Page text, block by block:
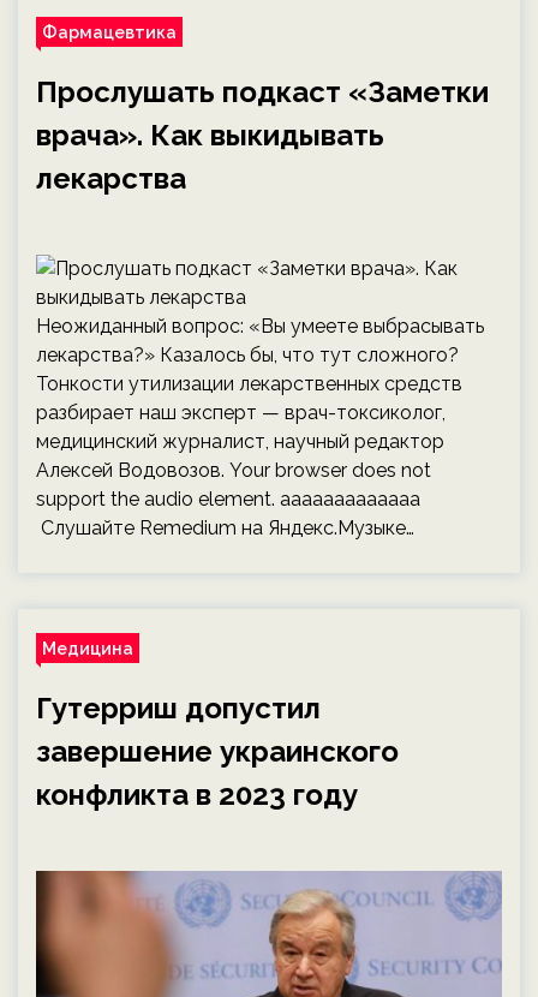
Фармацевтика
Прослушать подкаст «Заметки
врача». Как выкидывать
лекарства
Неожиданный вопрос: «Вы умеете выбрасывать
лекарства?» Казалось бы, что тут сложного?
Тонкости утилизации лекарственных средств
разбирает наш эксперт — врач-токсиколог,
медицинский журналист, научный редактор
Алексей Водовозов. Your browser does not
support the audio element. ааааааааааааа
Слушайте Remedium на Яндекс.Музыке…
Медицина
Гутерриш допустил
завершение украинского
конфликта в 2023 году